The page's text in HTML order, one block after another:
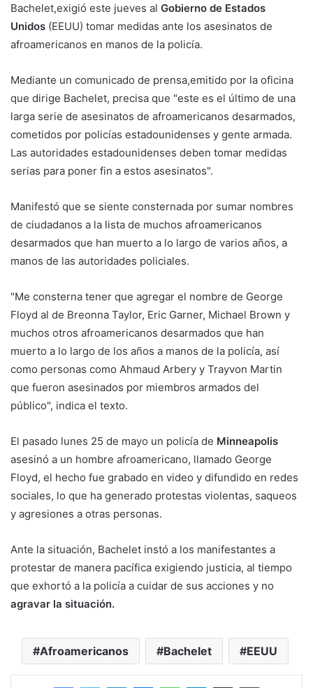
Bachelet,exigió este jueves al Gobierno de Estados
Unidos (EEUU) tomar medidas ante los asesinatos de
afroamericanos en manos de la policía.
Mediante un comunicado de prensa,emitido por la oficina
que dirige Bachelet, precisa que "este es el último de una
larga serie de asesinatos de afroamericanos desarmados,
cometidos por policías estadounidenses y gente armada.
Las autoridades estadounidenses deben tomar medidas
serias para poner fin a estos asesinatos".
Manifestó que se siente consternada por sumar nombres
de ciudadanos a la lista de muchos afroamericanos
desarmados que han muerto a lo largo de varios años, a
manos de las autoridades policiales.
"Me consterna tener que agregar el nombre de George
Floyd al de Breonna Taylor, Eric Garner, Michael Brown y
muchos otros afroamericanos desarmados que han
muerto a lo largo de los años a manos de la policía, así
como personas como Ahmaud Arbery y Trayvon Martin
que fueron asesinados por miembros armados del
público", indica el texto.
El pasado lunes 25 de mayo un policía de Minneapolis
asesinó a un hombre afroamericano, llamado George
Floyd, el hecho fue grabado en video y difundido en redes
sociales, lo que ha generado protestas violentas, saqueos
y agresiones a otras personas.
Ante la situación, Bachelet instó a los manifestantes a
protestar de manera pacífica exigiendo justicia, al tiempo
que exhortó a la policía a cuidar de sus acciones y no
agravar la situación.
Afroamericanos Bachelet EEUU